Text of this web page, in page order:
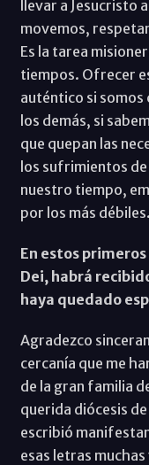
llevar a Jesucristo
movemos,
Es la tarea
tiempos. Ofrecer
auténtico si somos
los demás, si
que quepan las
los sufrimientos de
nuestro tiempo,
por los más débiles.
En estos
Dei, habrá
haya quedado
Agradezco
cercanía que me
de la gran familia
querida diócesis
escribió
esas letras